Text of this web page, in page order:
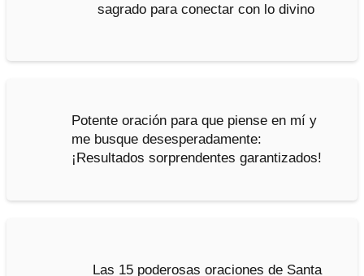
sagrado para conectar con lo divino
Potente oración para que piense en mí y
me busque desesperadamente:
¡Resultados sorprendentes garantizados!
Las 15 poderosas oraciones de Santa